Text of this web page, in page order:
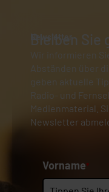
Newsletter
Bleiben Sie
Wir informieren
Abständen über
geben aktuelle
Radio- und
Medienmaterial.
Newsletter
Vorname*